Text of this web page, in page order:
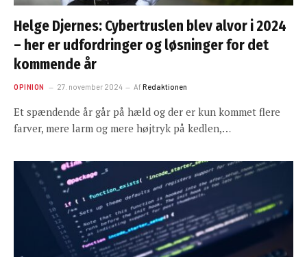
Helge Djernes: Cybertruslen blev alvor i 2024
– her er udfordringer og løsninger for det
kommende år
OPINION 27. november 2024 AfRedaktionen
Et spændende år går på hæld og der er kun kommet flere
farver, mere larm og mere højtryk på kedlen,…